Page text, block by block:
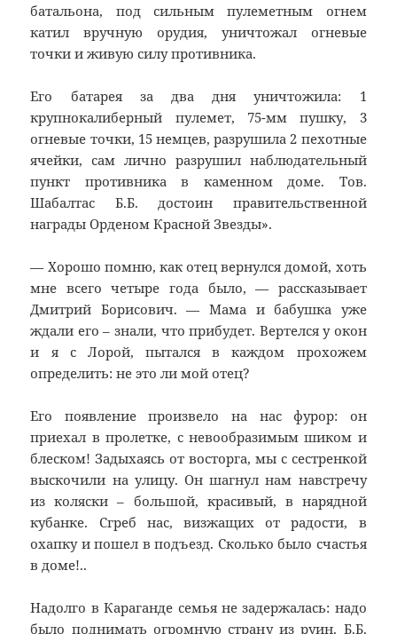
батальона, под сильным пулеметным огнем
катил вручную орудия, уничтожал огневые
точки и живую силу противника.
Его батарея за два дня уничтожила: 1
крупнокалиберный пулемет, 75-мм пушку, 3
огневые точки, 15 немцев, разрушила 2 пехотные
ячейки, сам лично разрушил наблюдательный
пункт противника в каменном доме. Тов.
Шабалтас Б.Б. достоин правительственной
награды Орденом Красной Звезды».
— Хорошо помню, как отец вернулся домой, хоть
мне всего четыре года было, — рассказывает
Дмитрий Борисович. — Мама и бабушка уже
ждали его – знали, что прибудет. Вертелся у окон
и я с Лорой, пытался в каждом прохожем
определить: не это ли мой отец?
Его появление произвело на нас фурор: он
приехал в пролетке, с невообразимым шиком и
блеском! Задыхаясь от восторга, мы с сестренкой
выскочили на улицу. Он шагнул нам навстречу
из коляски – большой, красивый, в нарядной
кубанке. Сгреб нас, визжащих от радости, в
охапку и пошел в подъезд. Сколько было счастья
в доме!..
Надолго в Караганде семья не задержалась: надо
было поднимать огромную страну из руин. Б.Б.